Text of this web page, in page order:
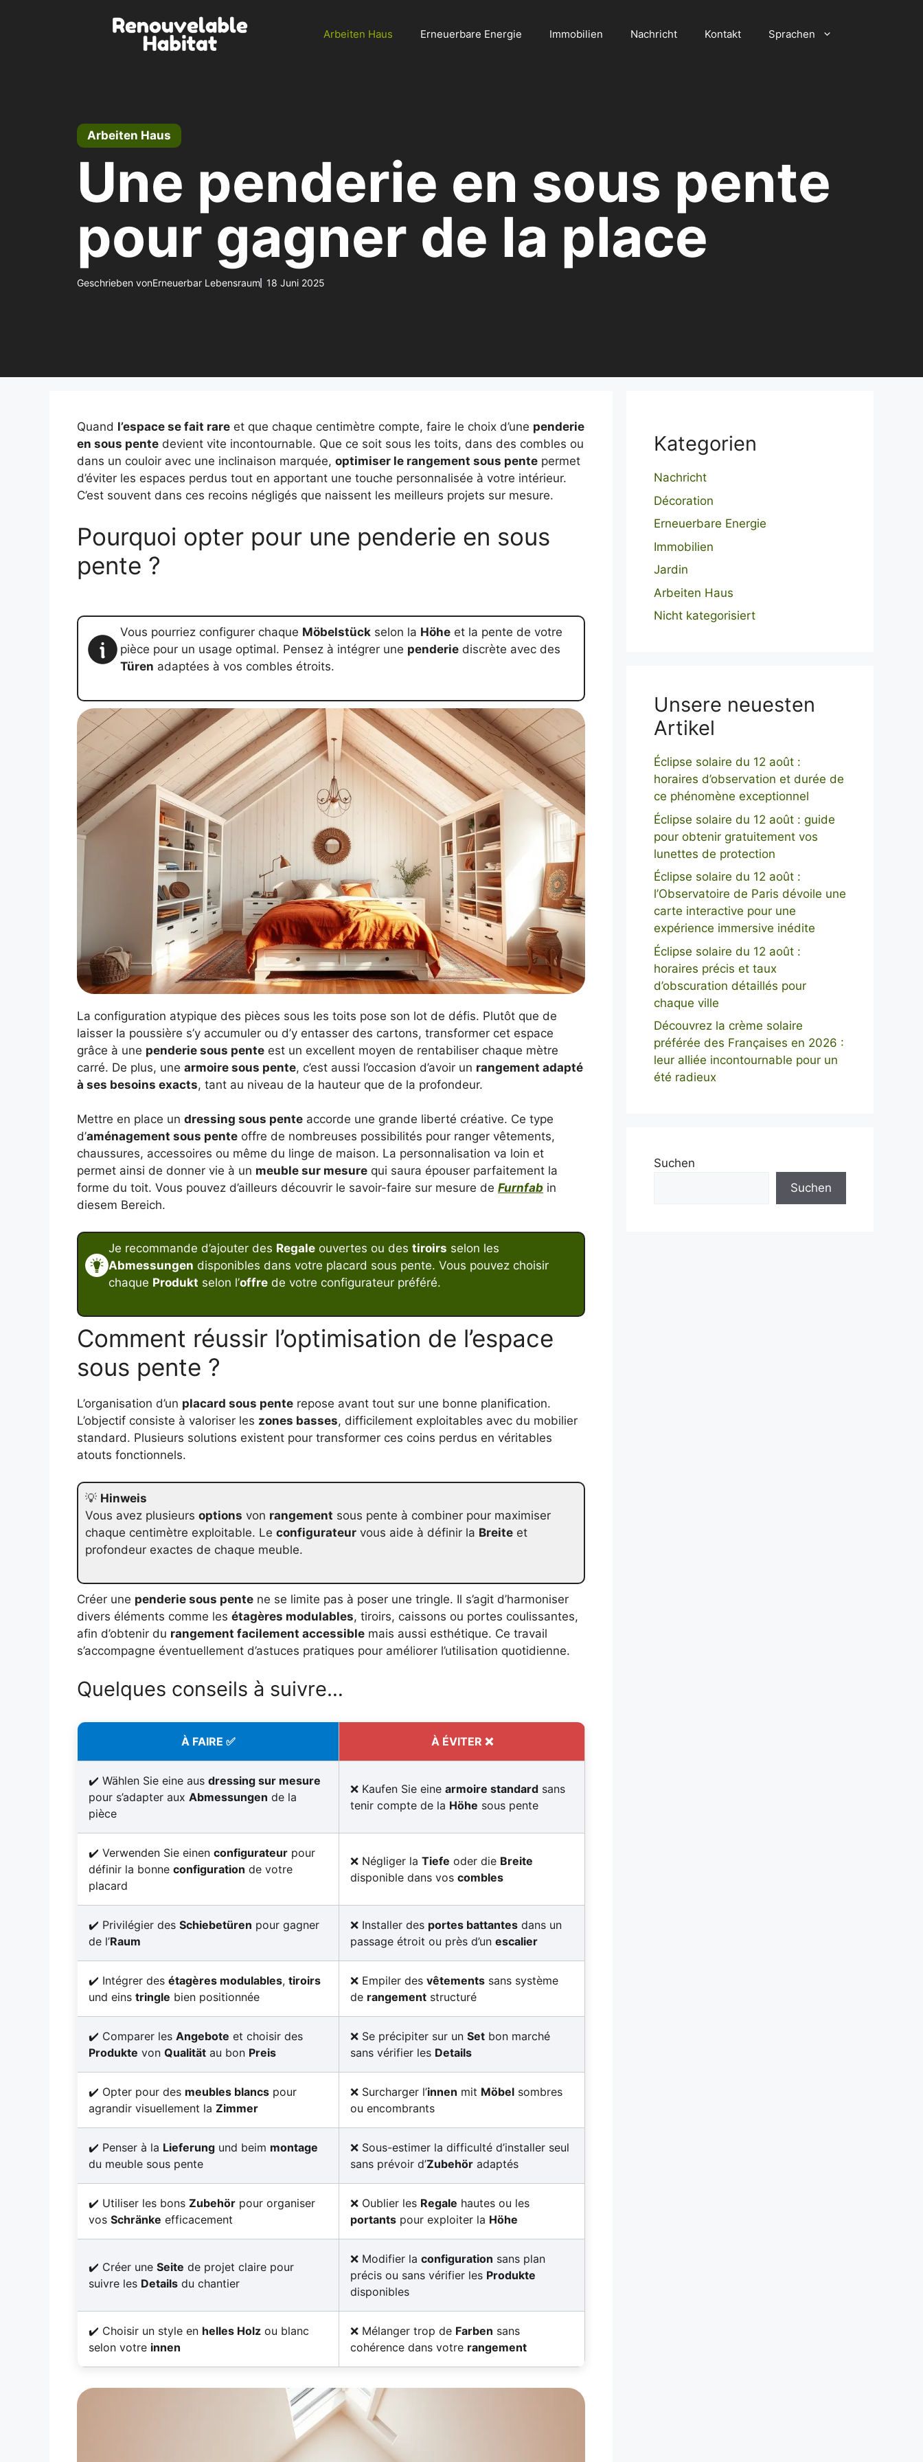
Arbeiten Haus Erneuerbare Energie Immobilien Nachricht Kontakt Sprachen
Arbeiten Haus
Une penderie en sous pente
pour gagner de la place
Geschrieben vonErneuerbar Lebensraum 18 Juni 2025
Quand l’espace se fait rare et que chaque centimètre compte, faire le choix d’une penderie
en sous pente devient vite incontournable. Que ce soit sous les toits, dans des combles ou
dans un couloir avec une inclinaison marquée, optimiser le rangement sous pente permet
d’éviter les espaces perdus tout en apportant une touche personnalisée à votre intérieur.
C’est souvent dans ces recoins négligés que naissent les meilleurs projets sur mesure.
Pourquoi opter pour une penderie en sous
pente ?
Vous pourriez configurer chaque Möbelstück selon la Höhe et la pente de votre
pièce pour un usage optimal. Pensez à intégrer une penderie discrète avec des
Türen adaptées à vos combles étroits.
La configuration atypique des pièces sous les toits pose son lot de défis. Plutôt que de
laisser la poussière s’y accumuler ou d’y entasser des cartons, transformer cet espace
grâce à une penderie sous pente est un excellent moyen de rentabiliser chaque mètre
carré. De plus, une armoire sous pente, c’est aussi l’occasion d’avoir un rangement adapté
à ses besoins exacts, tant au niveau de la hauteur que de la profondeur.
Mettre en place un dressing sous pente accorde une grande liberté créative. Ce type
d’aménagement sous pente offre de nombreuses possibilités pour ranger vêtements,
chaussures, accessoires ou même du linge de maison. La personnalisation va loin et
permet ainsi de donner vie à un meuble sur mesure qui saura épouser parfaitement la
forme du toit. Vous pouvez d’ailleurs découvrir le savoir-faire sur mesure de Furnfab in
diesem Bereich.
Je recommande d’ajouter des Regale ouvertes ou des tiroirs selon les
Abmessungen disponibles dans votre placard sous pente. Vous pouvez choisir
chaque Produkt selon l’offre de votre configurateur préféré.
Comment réussir l’optimisation de l’espace
sous pente ?
L’organisation d’un placard sous pente repose avant tout sur une bonne planification.
L’objectif consiste à valoriser les zones basses, difficilement exploitables avec du mobilier
standard. Plusieurs solutions existent pour transformer ces coins perdus en véritables
atouts fonctionnels.
💡 Hinweis
Vous avez plusieurs options von rangement sous pente à combiner pour maximiser
chaque centimètre exploitable. Le configurateur vous aide à définir la Breite et
profondeur exactes de chaque meuble.
Créer une penderie sous pente ne se limite pas à poser une tringle. Il s’agit d’harmoniser
divers éléments comme les étagères modulables, tiroirs, caissons ou portes coulissantes,
afin d’obtenir du rangement facilement accessible mais aussi esthétique. Ce travail
s’accompagne éventuellement d’astuces pratiques pour améliorer l’utilisation quotidienne.
Quelques conseils à suivre…
À FAIRE ✅ À ÉVITER ❌
Wählen Sie eine aus dressing sur mesure
pour s’adapter aux Abmessungen de la
pièce
Kaufen Sie eine armoire standard sans
tenir compte de la Höhe sous pente
Verwenden Sie einen configurateur pour
définir la bonne configuration de votre
placard
Négliger la Tiefe oder die Breite
disponible dans vos combles
Privilégier des Schiebetüren pour gagner
de l’Raum
Installer des portes battantes dans un
passage étroit ou près d’un escalier
Intégrer des étagères modulables, tiroirs
und eins tringle bien positionnée
Empiler des vêtements sans système
de rangement structuré
Comparer les Angebote et choisir des
Produkte von Qualität au bon Preis
Se précipiter sur un Set bon marché
sans vérifier les Details
Opter pour des meubles blancs pour
agrandir visuellement la Zimmer
Surcharger l’innen mit Möbel sombres
ou encombrants
Penser à la Lieferung und beim montage
du meuble sous pente
Sous-estimer la difficulté d’installer seul
sans prévoir d’Zubehör adaptés
Utiliser les bons Zubehör pour organiser
vos Schränke efficacement
Oublier les Regale hautes ou les
portants pour exploiter la Höhe
Créer une Seite de projet claire pour
suivre les Details du chantier
Modifier la configuration sans plan
précis ou sans vérifier les Produkte
disponibles
Choisir un style en helles Holz ou blanc
selon votre innen
Mélanger trop de Farben sans
cohérence dans votre rangement
Kategorien
Nachricht
Décoration
Erneuerbare Energie
Immobilien
Jardin
Arbeiten Haus
Nicht kategorisiert
Unsere neuesten
Artikel
Éclipse solaire du 12 août :
horaires d’observation et durée de
ce phénomène exceptionnel
Éclipse solaire du 12 août : guide
pour obtenir gratuitement vos
lunettes de protection
Éclipse solaire du 12 août :
l’Observatoire de Paris dévoile une
carte interactive pour une
expérience immersive inédite
Éclipse solaire du 12 août :
horaires précis et taux
d’obscuration détaillés pour
chaque ville
Découvrez la crème solaire
préférée des Françaises en 2026 :
leur alliée incontournable pour un
été radieux
Suchen
Suchen